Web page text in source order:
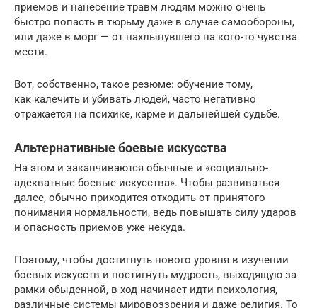
приемов и нанесение травм людям можно очень
быстро попасть в тюрьму даже в случае самообороны,
или даже в морг — от нахлынувшего на кого-то чувства
мести.
Вот, собственно, такое резюме: обучение тому,
как калечить и убивать людей, часто негативно
отражается на психике, карме и дальнейшей судьбе.
Альтернативные боевые искусства
На этом и заканчиваются обычные и «социально-
адекватные боевые искусства». Чтобы развиваться
далее, обычно приходится отходить от принятого
понимания нормальности, ведь повышать силу ударов
и опасность приемов уже некуда.
Поэтому, чтобы достигнуть нового уровня в изучении
боевых искусств и постигнуть мудрость, выходящую за
рамки обыденной, в ход начинает идти психология,
различные системы мировоззрения и даже религия. То